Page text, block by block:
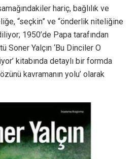
hariç, bağlılık ve
“seçkin” ve “önderlik niteliğine
1950’de Papa tarafından
Soner Yalçın ‘Bu Dinciler O
kitabında detaylı bir formda
kavramanın yolu’ olarak